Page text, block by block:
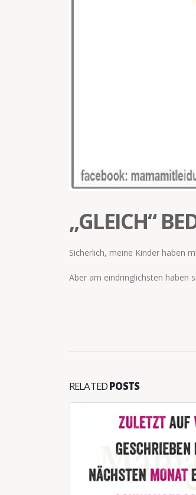
„GLEICH“
Sicherlich, meine Kinder haben
Aber am eindringlichsten haben
RELATEDPOSTS